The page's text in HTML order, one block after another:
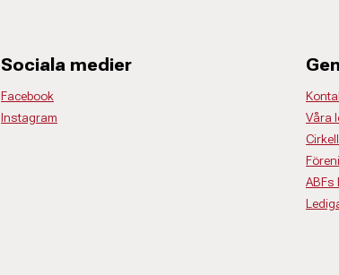
Sociala medier
Facebook
Instagram
Våra
ABFs